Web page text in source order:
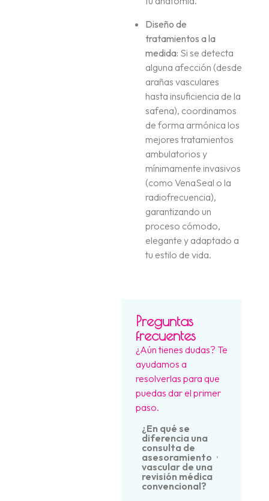
Diseño de
tratamientos a la
medida: Si se detecta
alguna afección (desde
arañas vasculares
hasta insuficiencia de la
safena), coordinamos
de forma armónica los
mejores tratamientos
ambulatorios y
mínimamente invasivos
(como VenaSeal o la
radiofrecuencia),
garantizando un
proceso cómodo,
elegante y adaptado a
tu estilo de vida.
Preguntas
frecuentes
¿Aún tienes dudas? Te
ayudamos a
resolverlas para que
puedas dar el primer
paso.
¿En qué se
diferencia una
consulta de
asesoramiento
vascular de una
revisión médica
convencional?